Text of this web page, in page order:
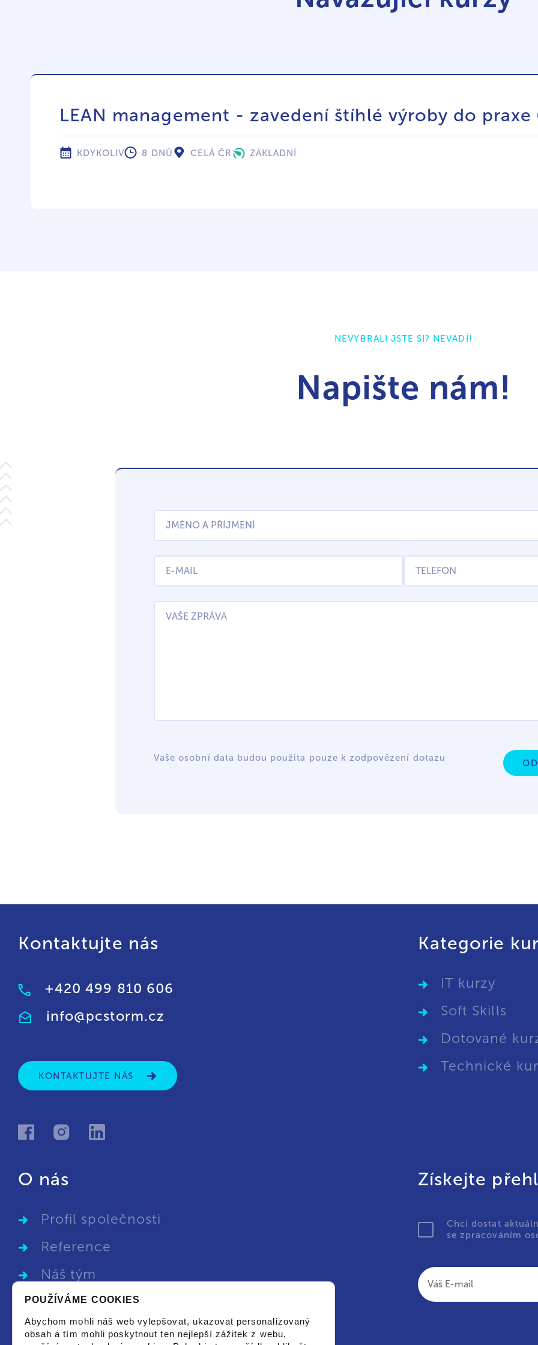
LEAN management - zavedení štíhlé výroby do praxe
KDYKOLIV 8 DNŮ CELÁ ČR ZÁKLADNÍ
NEVYBRALI JSTE SI? NEVADÍ!
Napište nám!
Vaše osobní data budou použita pouze k zodpovězení dotazu
Kontaktujte nás
+420 499 810 606
info@pcstorm.cz
KONTAKTUJTE NÁS
Kategorie
IT kurzy
Soft Skills
Dotované
Technické
O nás
Profil společnosti
Reference
Náš tým
Kariéra
GDPR
Získejte
Chci dostat
se zpracováním
POUŽÍVÁME COOKIES
Abychom mohli náš web vylepšovat, ukazovat personalizovaný
obsah a tím mohli poskytnout ten nejlepší zážitek z webu,